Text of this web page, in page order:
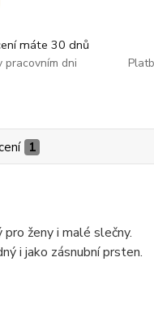
máte 30 dnů
pracovním dni
1
ženy i malé slečny.
i jako zásnubní prsten.